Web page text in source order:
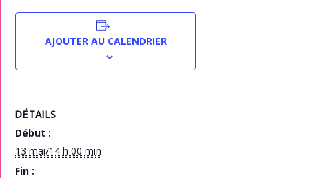
AJOUTER AU CALENDRIER
DÉTAILS
Début :
13 mai/14 h 00 min
Fin :